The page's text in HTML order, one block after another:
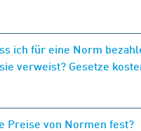
ich für eine Norm
verweist? Gesetze
Preise von Normen fest?